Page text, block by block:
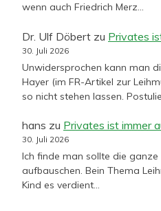
wenn auch Friedrich Merz…
Dr. Ulf Döbert zu Privates
30. Juli 2026
Unwidersprochen kann man
Hayer (im FR-Artikel zur
so nicht stehen lassen.
hans zu Privates ist immer
30. Juli 2026
Ich finde man sollte die ganze
aufbauschen. Bein Thema
Kind es verdient…